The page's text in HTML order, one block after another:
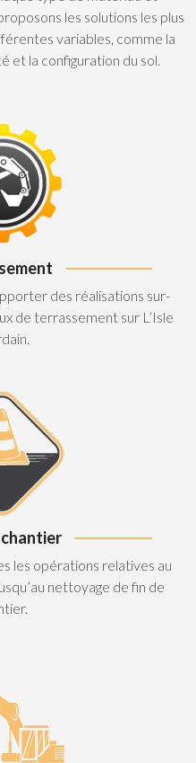
les solutions les plus
variables, comme la
et la configuration du sol.
des réalisations sur-
de terrassement sur L’Isle
les opérations relatives au
nettoyage de fin de